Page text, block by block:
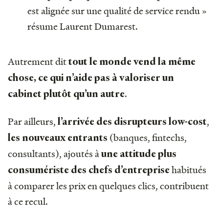
est alignée sur une qualité de service rendu »
résume Laurent Dumarest.
Autrement dittout le monde vend la même
chose, ce qui n’aide pas à valoriser un
cabinet plutôt qu’un autre.
Par ailleurs, l’arrivée des disrupteurs low-cost,
les nouveaux entrants (banques, fintechs,
consultants), ajoutés àune attitude plus
consumériste des chefs d’entreprisehabitués
à comparer les prix en quelques clics, contribuent
à ce recul.